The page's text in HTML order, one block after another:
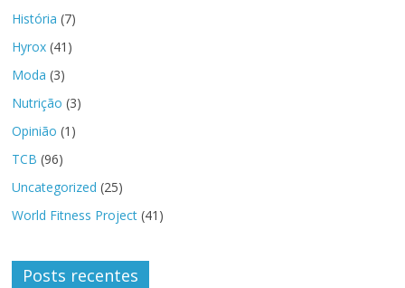
História (7)
Hyrox (41)
Moda (3)
Nutrição (3)
Opinião (1)
TCB (96)
Uncategorized (25)
World Fitness Project (41)
Posts recentes